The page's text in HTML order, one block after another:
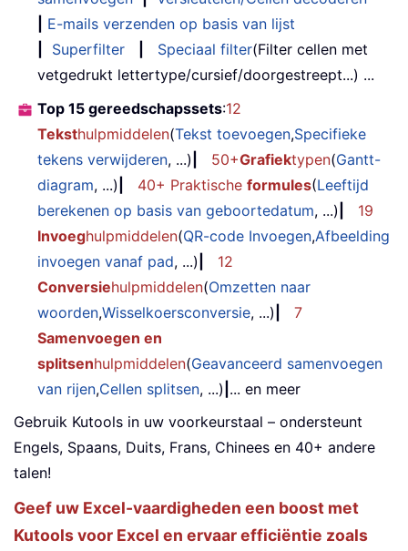
E-mails verzenden op basis van lijst
Superfilter Speciaal filter(Filter cellen met
vetgedrukt lettertype/cursief/doorgestreept...) ...
Top 15 gereedschapssets:12
Teksthulpmiddelen(Tekst toevoegen,Specifieke
tekens verwijderen, ...) 50+Grafiektypen(Gantt-
diagram, ...) 40+ Praktische formules(Leeftijd
berekenen op basis van geboortedatum, ...)
19
Invoeghulpmiddelen(QR-code Invoegen,Afbeelding
invoegen vanaf pad, ...)
12
Conversiehulpmiddelen(Omzetten naar
woorden,Wisselkoersconversie, ...)
7
Samenvoegen en
splitsenhulpmiddelen(Geavanceerd samenvoegen
van rijen,Cellen splitsen, ...) ... en meer
Gebruik Kutools in uw voorkeurstaal – ondersteunt
Engels, Spaans, Duits, Frans, Chinees en 40+ andere
talen!
Geef uw Excel-vaardigheden een boost met
Kutools voor Excel en ervaar efficiëntie zoals